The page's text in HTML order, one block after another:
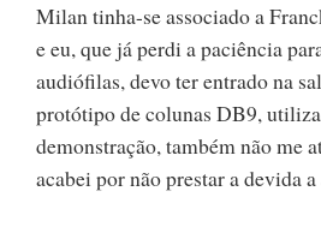
Milan tinha-se associado a
e eu, que já perdi a paciência
audiófilas, devo ter entrado na
protótipo de colunas DB9,
demonstração, também não me
acabei por não prestar a devida